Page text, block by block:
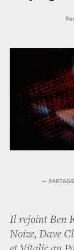
Par
—
Il rejoint Ben
Noize, Dave